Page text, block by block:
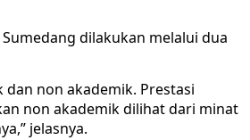
dilakukan melalui dua
non akademik. Prestasi
non akademik dilihat dari minat
jelasnya.